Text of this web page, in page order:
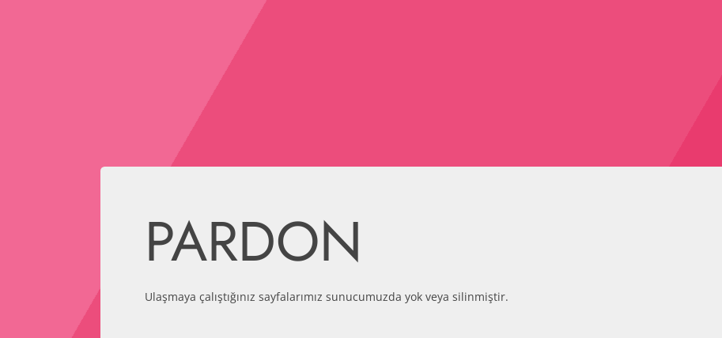
PARDON
Ulaşmaya çalıştığınız sayfalarımız sunucumuzda yok veya silinmiştir.